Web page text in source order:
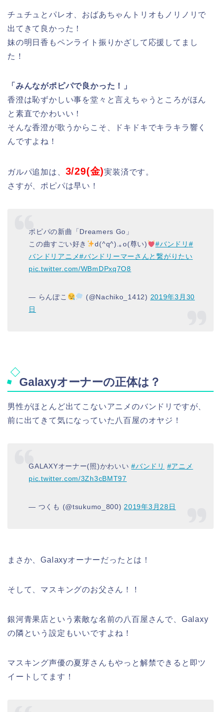
チュチュとパレオ、おばあちゃんトリオもノリノリで
出てきて良かった！
妹の明日香もペンライト振りかざして応援してまし
た！
「みんながポピパで良かった！」
香澄は恥ずかしい事を堂々と言えちゃうところがほん
と素直でかわいい！
そんな香澄が歌うからこそ、ドキドキでキラキラ響く
んですよね！
ガルパ追加は、 3/29(金)実装済です。
さすが、ポピパは早い！
ポピパの新曲「Dreamers Go」
この曲すごい好き
d(^q^).｡o(尊い) #バンドリ #
バンドリアニメ#バンドリーマーさんと繋がりたい
pic.twitter.com/WBmDPxq7O8
— らんぽこ (@Nachiko_1412) 2019年3月30
日
Galaxyオーナーの正体は？
男性がほとんど出てこないアニメのバンドリですが、
前に出てきて気になっていた八百屋のオヤジ！
GALAXYオーナー(照)かわいい#バンドリ #アニメ
pic.twitter.com/3Zh3cBMT97
— つくも (@tsukumo_800)2019年3月28日
まさか、Galaxyオーナーだったとは！
そして、マスキングのお父さん！！
銀河青果店という素敵な名前の八百屋さんで、Galaxy
の隣という設定もいいですよね！
マスキング声優の夏芽さんもやっと解禁できると即ツ
イートしてます！